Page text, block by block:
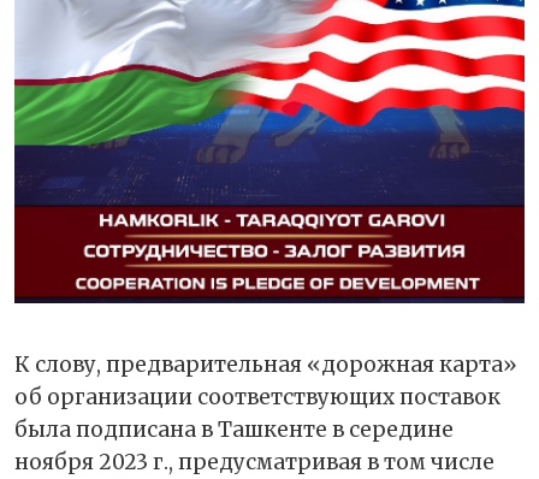
К слову, предварительная «дорожная карта»
об организации соответствующих поставок
была подписана в Ташкенте в середине
ноября 2023 г., предусматривая в том числе